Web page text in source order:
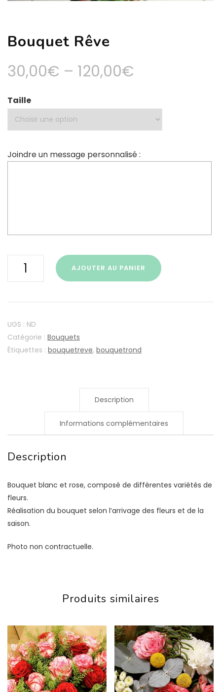
Bouquet Rêve
30,00€ – 120,00€
Taille
Joindre un message personnalisé :
quantité
Rêve
AJOUTER AU PANIER
UGS : ND
Catégorie : Bouquets
Étiquettes : bouquetreve, bouquetrond
Description
Informations complémentaires
Description
Bouquet blanc et rose, composé de différentes variétés de
fleurs.
Réalisation du bouquet selon l’arrivage des fleurs et de la
saison.
Photo non contractuelle.
Produits similaires